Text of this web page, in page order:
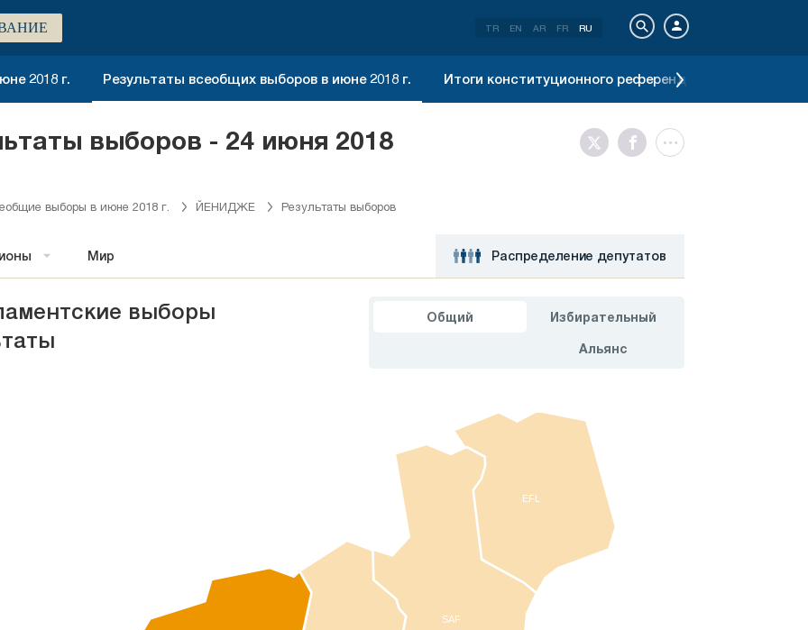
TR EN AR FR RU
2018 г. Результаты всеобщих выборов в июне 2018 г. Итоги конституционного референдума 2017 г.
выборов - 24 июня 2018
выборы в июне 2018 г. ЙЕНИДЖЕ Результаты выборов
Мир Распределение депутатов
выборы
Общий Избирательный
Альянс
EFL
SAF